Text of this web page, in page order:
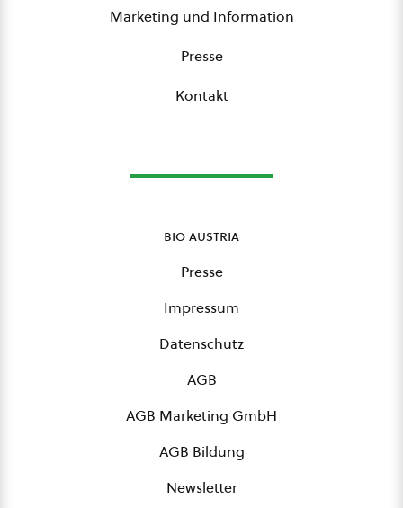
Marketing und Information
Presse
Kontakt
bio austria
Presse
Impressum
Datenschutz
AGB
AGB Marketing GmbH
AGB Bildung
Newsletter